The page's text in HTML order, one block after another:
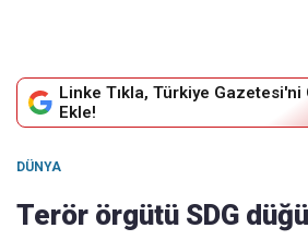
Linke Tıkla, Türkiye
Ekle!
DÜNYA
Terör örgütü SDG